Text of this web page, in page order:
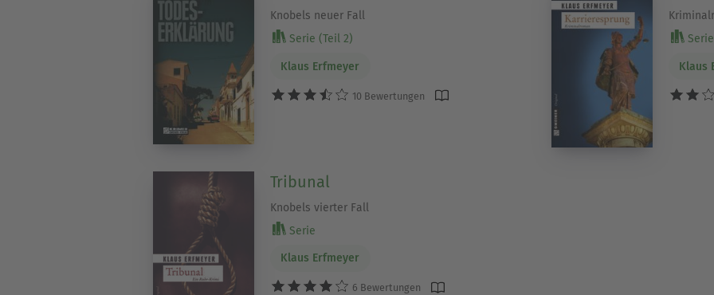
Knobels neuer Fall
Serie (Teil 2)
Klaus Erfmeyer
10 Bewertungen
Serie
Klaus
Tribunal
Knobels vierter Fall
Serie
Klaus Erfmeyer
6 Bewertungen